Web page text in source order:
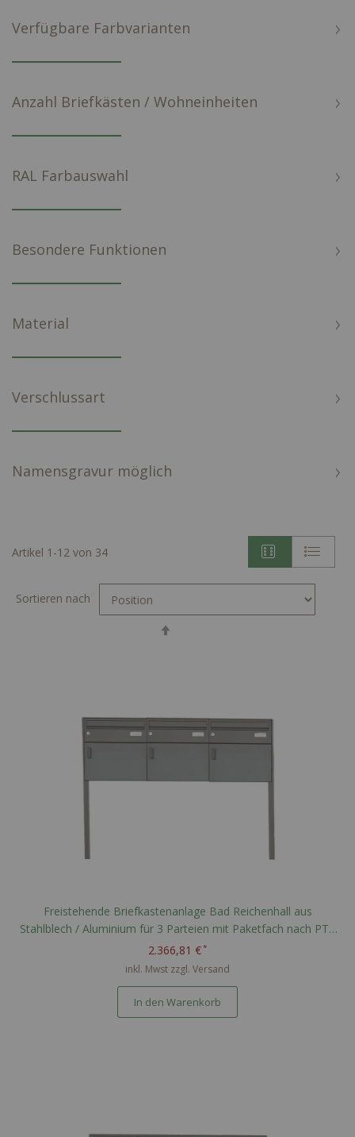
Verfügbare Farbvarianten
Anzahl Briefkästen / Wohneinheiten
RAL Farbauswahl
Besondere Funktionen
Material
Verschlussart
Namensgravur möglich
Artikel 1 -12 von 34
Sortieren nach
Freistehende Briefkastenanlage Bad Reichenhall aus
Stahlblech / Aluminium für 3 Parteien mit Paketfach nach PTT
Norm - RAL nach Wahl
2.366,81 €
inkl. Mwst zzgl. Versand
In den Warenkorb